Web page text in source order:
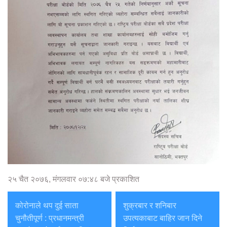
२५ चैत २०७६, मंगलवार ०७:४८ बजे प्रकाशित
कोरोनाले थप दुई साता
चुनौतीपूर्ण : प्रधानमन्त्री
शुक्रबार र शनिबार
उपत्यकाबाट बाहिर जान दिने